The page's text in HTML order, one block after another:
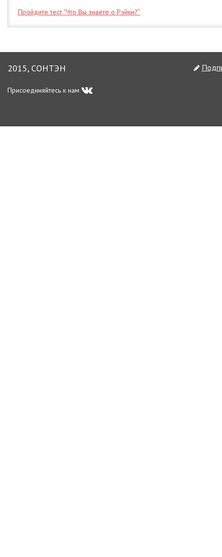
Пройдите тест “Что Вы знаете о Рэйки?”
2015, СОНТЭН
Присоединяйтесь к нам